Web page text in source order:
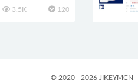
3.5K 120
© 2020 - 2026 JIKEYMCN -